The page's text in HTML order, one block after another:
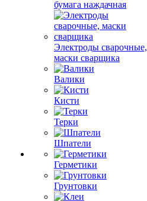
бумага наждачная
Электроды сварочные,
маски сварщика
Валики
Кисти
Терки
Шпатели
Герметики
Грунтовки